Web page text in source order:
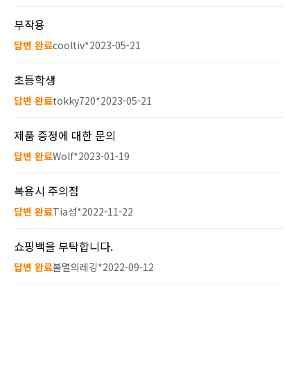
부작용
답변 완료cooltiv*2023-05-21
초등학생
답변 완료tokky720*2023-05-21
제품 증정에 대한 문의
답변 완료Wolf*2023-01-19
복용시 주의점
답변 완료Tia성*2022-11-22
쇼핑백을 부탁합니다.
답변 완료불멸의레깅*2022-09-12